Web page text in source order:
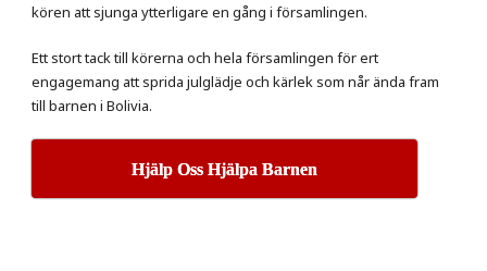
kören att sjunga ytterligare en gång i församlingen.
Ett stort tack till körerna och hela församlingen för ert
engagemang att sprida julglädje och kärlek som når ända fram
till barnen i Bolivia.
Hjälp Oss Hjälpa Barnen